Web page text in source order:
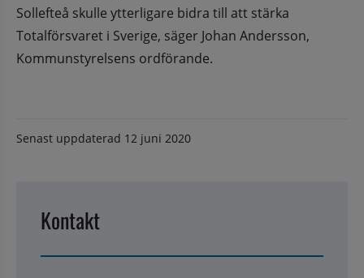
Sollefteå skulle ytterligare bidra till att stärka
Totalförsvaret i Sverige, säger Johan Andersson,
Kommunstyrelsens ordförande.
Senast uppdaterad 12 juni 2020
Kontakt